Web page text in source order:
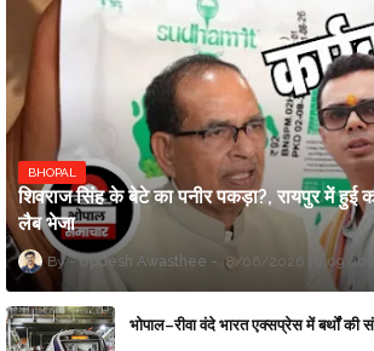
BHOPAL
शिवराज सिंह के बेटे का पनीर पकड़ा?, रायपुर में हुई
लैब भेजा
Updesh Awasthee 8/06/2026 10:09:00
भोपाल–रीवा वंदे भारत एक्सप्रेस में बर्थों की